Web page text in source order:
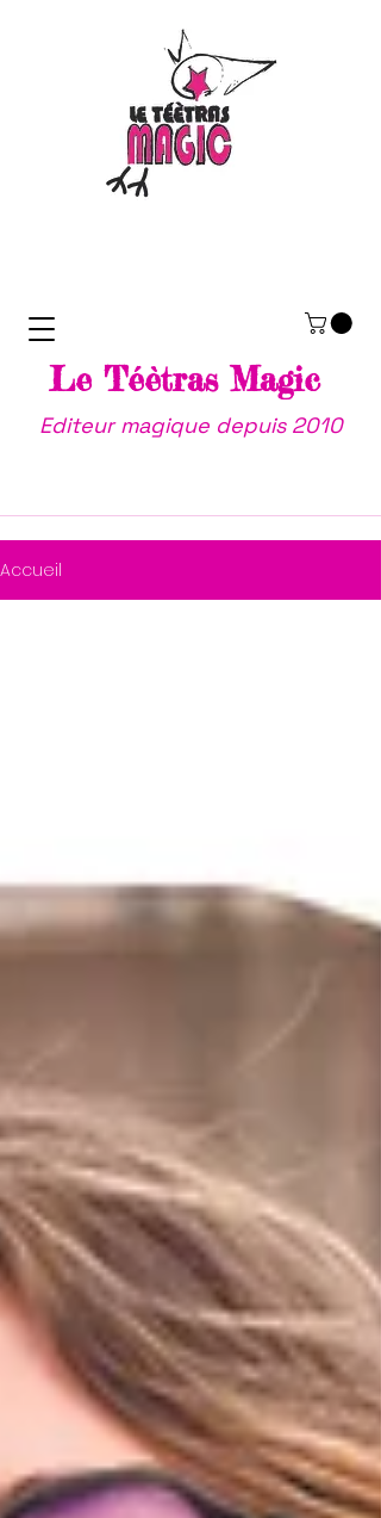
Le Téètras Magic
Editeur magique depuis 2010
Accueil